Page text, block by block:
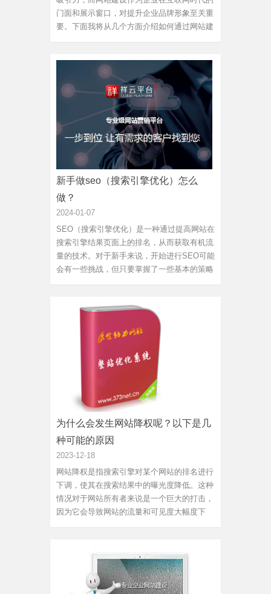
门面和展示窗口，对提升企业品牌形象至关重
要。下面我将从几个方面介绍如何通过网站建
争力，而网站设计需要能准确传达和展示企业
的核心价值和文化。通...
新手做seo（搜索引擎优化）怎么
做？
2024-01-07
SEO（搜索引擎优化）是一种通过提高网站在
搜索引擎结果页面上的排名，从而获取有机流
量的技术。对于新手来说，开始进行SEO可能
会有一些挑战，但只要掌握了一些基本的策略
键词是用户在搜索引擎中输入的词语，通过对
为什么会发生网站降权呢？以下是几
种可能的原因
2023-12-18
网站降权是指搜索引擎对某个网站的排名进行
下调，使其在搜索结果中的曝光度降低。这种
情况对于网站所有者来说是一个巨大的打击，
因为它会导致网站的流量和可见度大幅度下
重视内容质量，他们努力为用户提供高质量的
搜索结果。如果网站的内...